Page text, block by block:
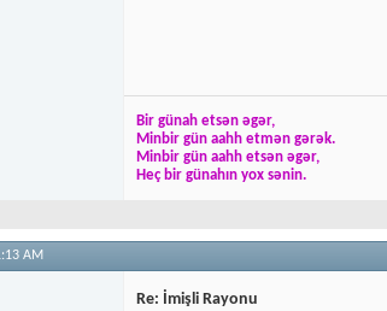
Bir günah etsən əgər,
Minbir gün aahh etmən gərək.
Minbir gün aahh etsən əgər,
Heç bir günahın yox sənin.
AM
Re: İmişli Rayonu